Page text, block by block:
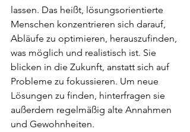
lassen. Das heißt, lösungsorientierte
Menschen konzentrieren sich darauf,
Abläufe zu optimieren, herauszufinden,
was möglich und realistisch ist. Sie
blicken in die Zukunft, anstatt sich auf
Probleme zu fokussieren. Um neue
Lösungen zu finden, hinterfragen sie
außerdem regelmäßig alte Annahmen
und Gewohnheiten.